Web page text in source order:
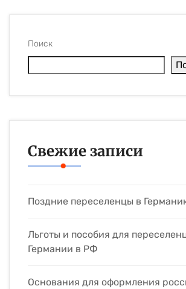
Поиск
Свежие записи
Поздние переселенцы в
Льготы и пособия для
Германии в РФ
Основания для оформления